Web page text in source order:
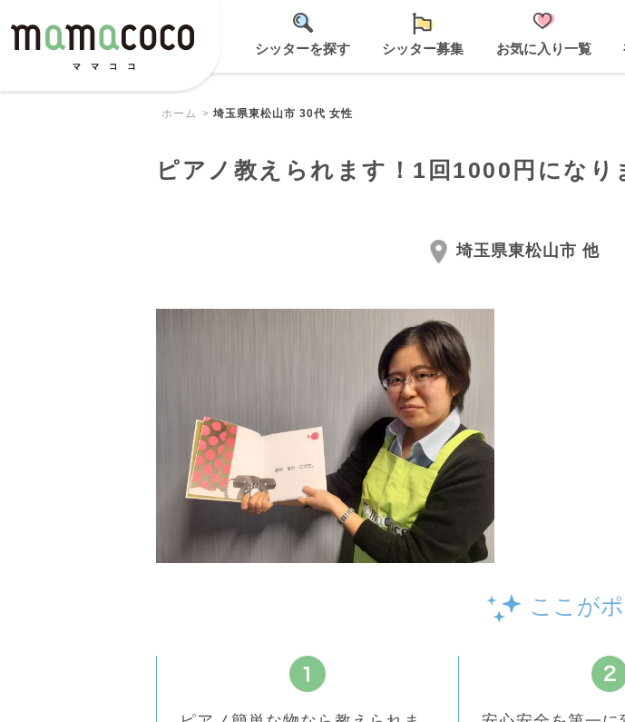
シッターを探す シッター募集 お気に入り一覧
ホーム 埼玉県東松山市 30代 女性
ピアノ教えられます！1回1000円になり
埼玉県東松山市 他
ここが